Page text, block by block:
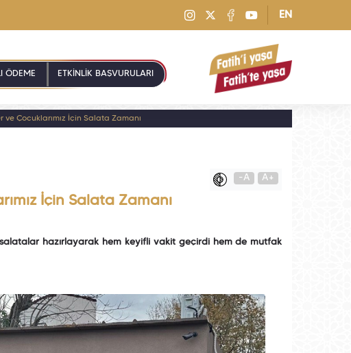
EN
ÖDEME ETKİNLİK BAŞVURULARI
Çocuklarımız İçin Salata Zamanı
-A A+
İçin Salata Zamanı
hazırlayarak hem keyifli vakit geçirdi hem de mutfak